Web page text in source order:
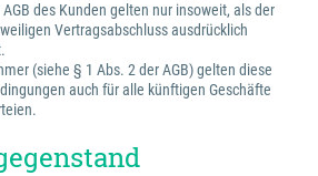
des Kunden gelten nur insoweit, als der
Vertragsabschluss ausdrücklich
(siehe § 1 Abs. 2 der AGB) gelten diese
auch für alle künftigen Geschäfte